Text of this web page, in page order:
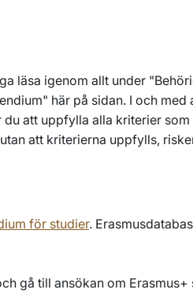
läsa igenom allt under
här på sidan. I och med
att uppfylla alla kriterier som
att kriterierna uppfylls,
för studier.
gå till ansökan om Erasmus+